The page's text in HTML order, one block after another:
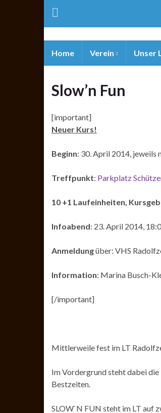
Home Verein Unser
Slow’n Fun
[important]
Neuer Kurs!
Beginn: 30. April 2014, jeweils
Treffpunkt: Parkplatz
10 +1 Laufeinheiten,
Infoabend: 23. April 2014,
Anmeldungüber: VHS
Information: Marina Busch-
[/important]
Mittlerweile fest im LT
Im Vordergrund steht dabei die
Bestzeiten.
SLOW`N FUN steht im LT auf